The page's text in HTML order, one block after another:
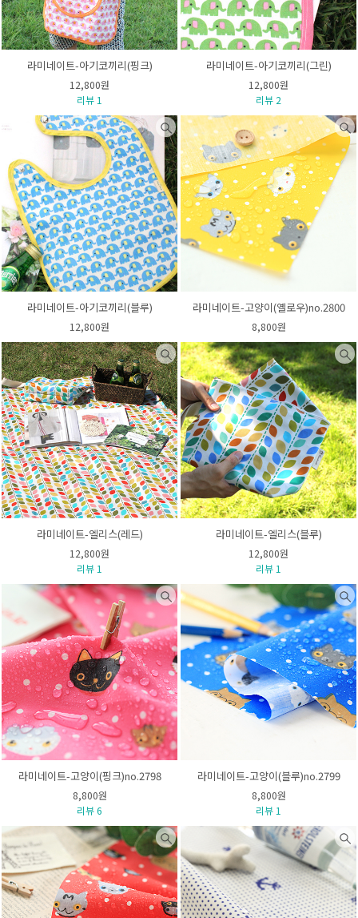
라미네이트-아기코끼리(핑크)
12,800원
리뷰 1
라미네이트-아기코끼리(그린)
12,800원
리뷰 2
라미네이트-아기코끼리(블루)
12,800원
라미네이트-고양이(옐로우)no.2800
8,800원
라미네이트-엘리스(레드)
12,800원
리뷰 1
라미네이트-엘리스(블루)
12,800원
리뷰 1
라미네이트-고양이(핑크)no.2798
8,800원
리뷰 6
라미네이트-고양이(블루)no.2799
8,800원
리뷰 1